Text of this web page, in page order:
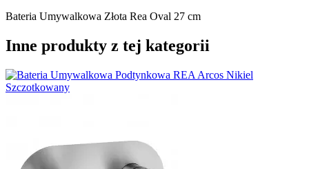
Bateria Umywalkowa Złota Rea Oval 27 cm
Inne produkty z tej kategorii